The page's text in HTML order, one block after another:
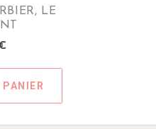
LE